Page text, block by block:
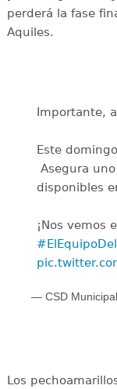
perderá la fase
Aquiles.
Importante,
Este
Asegura
disponibles
¡Nos vemos
— CSD
Los